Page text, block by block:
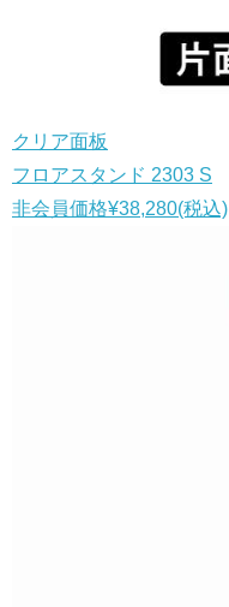
クリア面板
フロアスタンド 2303 S
非会員価格¥38,280(税込)